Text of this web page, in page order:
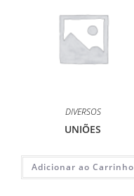
DIVERSOS
UNIÕES
Adicionar ao Carrinho